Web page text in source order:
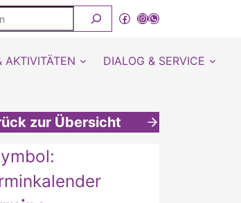
Facebook
Instagram
WhatsApp Kanal von detmold-lutherisch
AKTIVITÄTEN DIALOG & SERVICE
zur Übersicht
interessante Inhalte